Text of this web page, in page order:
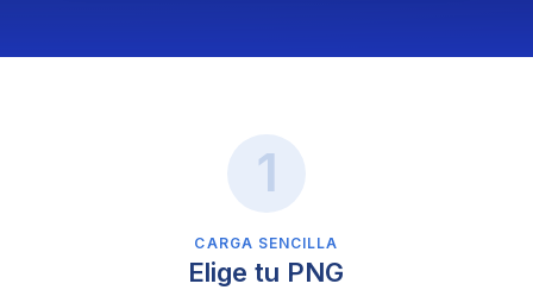
CARGA SENCILLA
Elige tu PNG